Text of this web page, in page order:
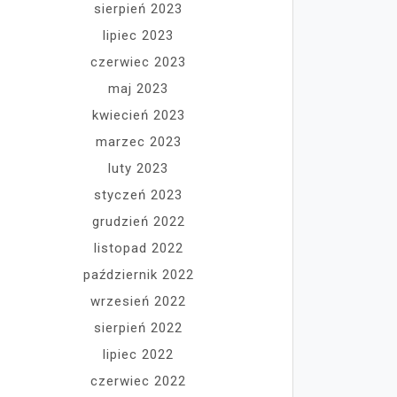
sierpień 2023
lipiec 2023
czerwiec 2023
maj 2023
kwiecień 2023
marzec 2023
luty 2023
styczeń 2023
grudzień 2022
listopad 2022
październik 2022
wrzesień 2022
sierpień 2022
lipiec 2022
czerwiec 2022